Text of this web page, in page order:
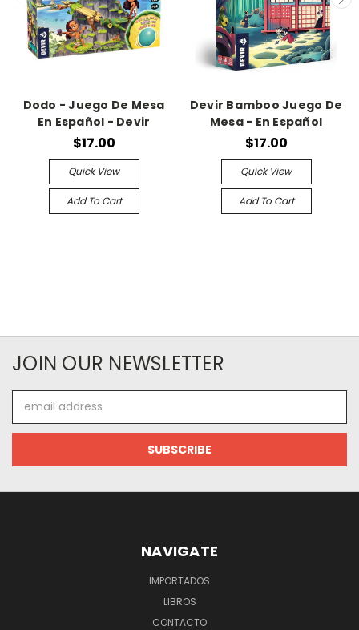
Dodo - Juego De Mesa
En Español - Devir
$17.00
Quick View
Add To Cart
Devir Bamboo Juego De
Mesa - En Español
$17.00
Quick View
Add To Cart
JOIN OUR NEWSLETTER
Address
NAVIGATE
IMPORTADOS
LIBROS
CONTACTO